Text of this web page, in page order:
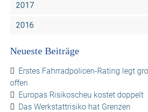
2017
2016
Neueste Beiträge
Erstes Fahrradpolicen-Rating legt
offen
Europas Risikoscheu kostet doppelt
Das Werkstattrisiko hat Grenzen